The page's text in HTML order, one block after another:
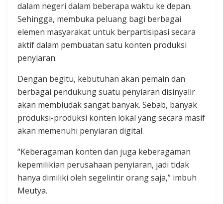
dalam negeri dalam beberapa waktu ke depan.
Sehingga, membuka peluang bagi berbagai
elemen masyarakat untuk berpartisipasi secara
aktif dalam pembuatan satu konten produksi
penyiaran.
Dengan begitu, kebutuhan akan pemain dan
berbagai pendukung suatu penyiaran disinyalir
akan membludak sangat banyak. Sebab, banyak
produksi-produksi konten lokal yang secara masif
akan memenuhi penyiaran digital.
“Keberagaman konten dan juga keberagaman
kepemilikian perusahaan penyiaran, jadi tidak
hanya dimiliki oleh segelintir orang saja,” imbuh
Meutya.